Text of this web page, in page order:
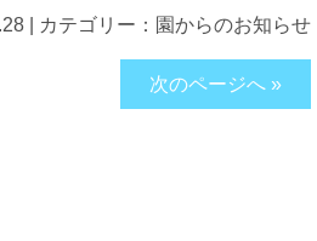
カテゴリー： 園からのお知らせ
次のページへ »